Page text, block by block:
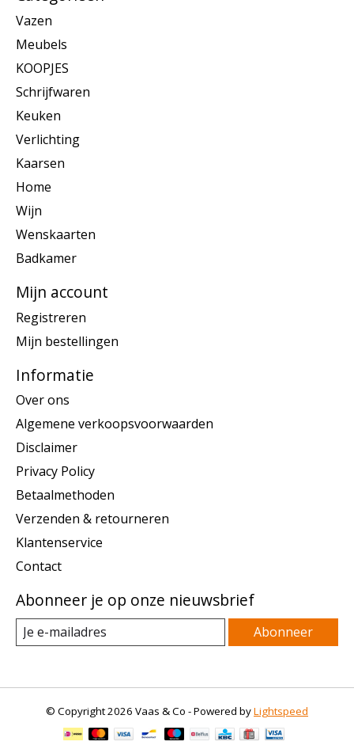
Vazen
Meubels
KOOPJES
Schrijfwaren
Keuken
Verlichting
Kaarsen
Home
Wijn
Wenskaarten
Badkamer
Mijn account
Registreren
Mijn bestellingen
Informatie
Over ons
Algemene verkoopsvoorwaarden
Disclaimer
Privacy Policy
Betaalmethoden
Verzenden & retourneren
Klantenservice
Contact
Abonneer je op onze nieuwsbrief
Abonneer
© Copyright 2026 Vaas & Co - Powered byLightspeed